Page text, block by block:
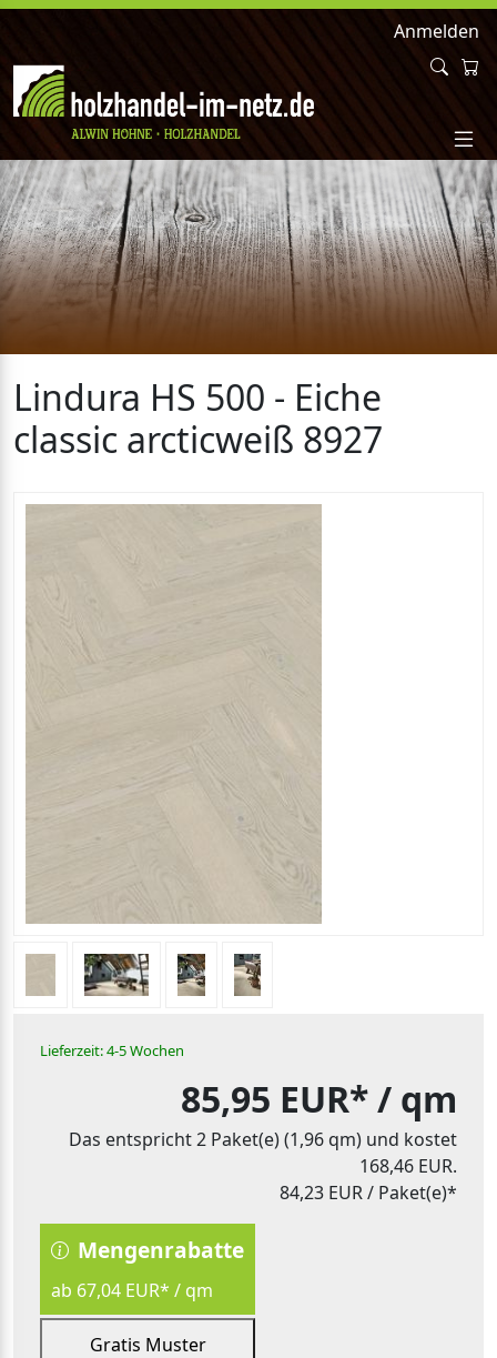
Anmelden
Lindura HS 500 - Eiche
classic arcticweiß 8927
Lieferzeit: 4-5 Wochen
85,95 EUR*/ qm
Das entspricht 2 Paket(e) (1,96 qm) und kostet
168,46 EUR.
84,23 EUR/ Paket(e)*
Mengenrabatte
ab 67,04 EUR* / qm
Gratis Muster